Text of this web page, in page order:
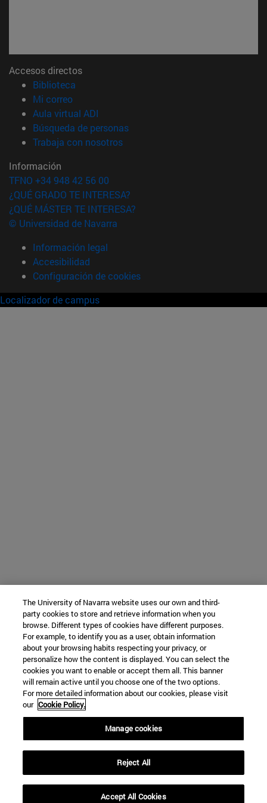
Accesos directos
Biblioteca
Mi correo(abre en nueva ventana)
Aula virtual ADI
Búsqueda de personas(abre en nueva ventana)
Trabaja con nosotros(abre en nueva ventana)
Información
TFNO +34 948 42 56 00
¿QUÉ GRADO TE INTERESA?
¿QUÉ MÁSTER TE INTERESA?
© Universidad de Navarra
Información legal
Accesibilidad
Configuración de cookies
Localizador de campus
The University of Navarra website uses our own and third-
party cookies to store and retrieve information when you
browse. Different types of cookies have different purposes.
For example, to identify you as a user, obtain information
about your browsing habits respecting your privacy, or
personalize how the content is displayed. You can select the
cookies you want to enable or accept them all. This banner
will remain active until you choose one of the two options.
For more detailed information about our cookies, please visit
our Cookie Policy.
Manage cookies
Reject All
Accept All Cookies